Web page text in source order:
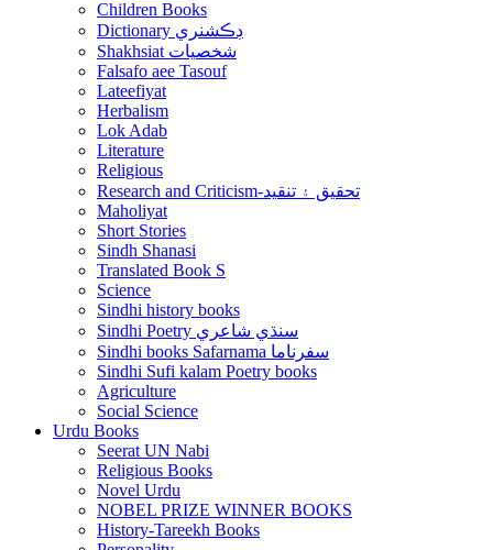
Children Books
Dictionary ڊڪشنري
Shakhsiat شخصيات
Falsafo aee Tasouf
Lateefiyat
Herbalism
Lok Adab
Literature
Religious
Research and Criticism-تحقيق ۽ تنقيد
Maholiyat
Short Stories
Sindh Shanasi
Translated Book S
Science
Sindhi history books
Sindhi Poetry سنڌي شاعري
Sindhi books Safarnama سفرناما
Sindhi Sufi kalam Poetry books
Agriculture
Social Science
Urdu Books
Seerat UN Nabi
Religious Books
Novel Urdu
NOBEL PRIZE WINNER BOOKS
History-Tareekh Books